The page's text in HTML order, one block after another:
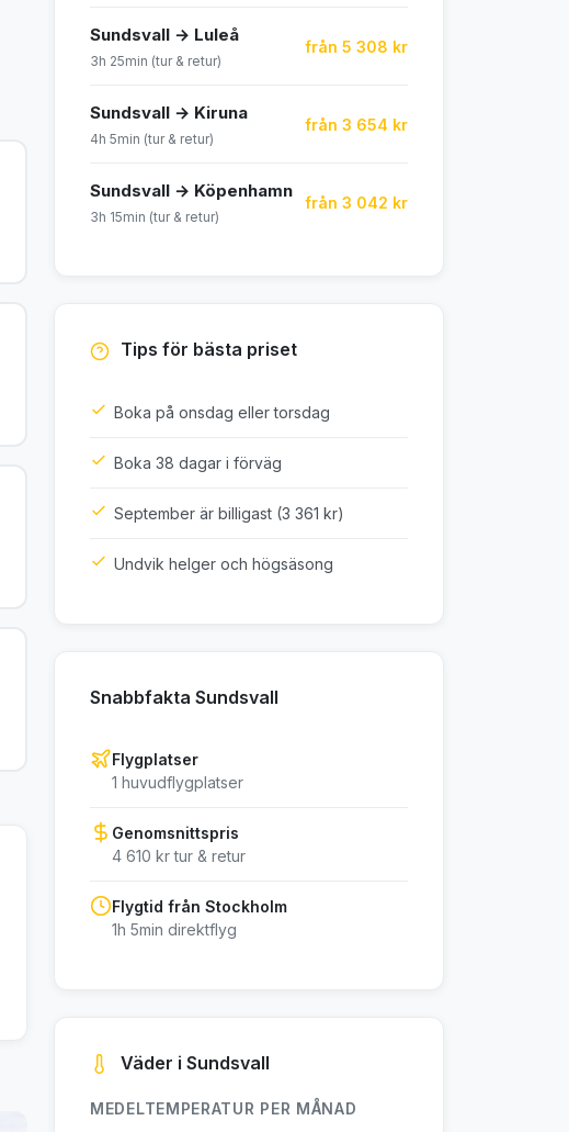
Sundsvall → Luleå
3h 25min (tur & retur)
från 5 308 kr
Sundsvall → Kiruna
4h 5min (tur & retur)
från 3 654 kr
Sundsvall → Köpenhamn
3h 15min (tur & retur)
från 3 042 kr
Tips för bästa priset
Boka på onsdag eller torsdag
Boka 38 dagar i förväg
September är billigast (3 361 kr)
Undvik helger och högsäsong
Snabbfakta Sundsvall
Flygplatser
1 huvudflygplatser
Genomsnittspris
4 610 kr tur & retur
Flygtid från Stockholm
1h 5min direktflyg
Väder i Sundsvall
MEDELTEMPERATUR PER MÅNAD